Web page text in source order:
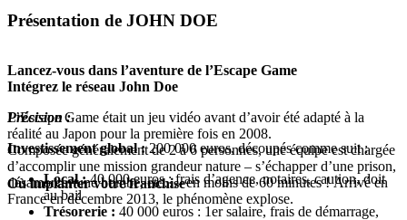
Présentation de JOHN DOE
Lancez-vous dans l’aventure de l’Escape Game
Intégrez le réseau John Doe
L’Escape Game était un jeu vidéo avant d’avoir été adapté à la
réalité au Japon pour la première fois en 2008.
Composée généralement de 2 à 6 personnes, une équipe est chargée
d’accomplir une mission grandeur nature – s’échapper d’une prison,
désamorcer une bombe, etc…- en moins de 60 minutes ! Arrivé en
France en décembre 2013, le phénomène explose.
Précision :
Investissement global :200 000 euros, découpés comme suit :
Local :40 000 euros : frais d’agence, notaires, caution, doit
au bail
Trésorerie : 40 000 euros : 1er salaire, frais de démarrage,
Où implanter votre franchise